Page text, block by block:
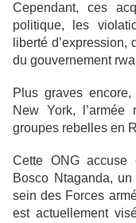
Cependant, ces
politique, les
liberté
du gouvernement
Plus graves
New York,
groupes rebelles en
Cette ONG accuse
Bosco Ntaganda,
sein des Forces
est actuellement